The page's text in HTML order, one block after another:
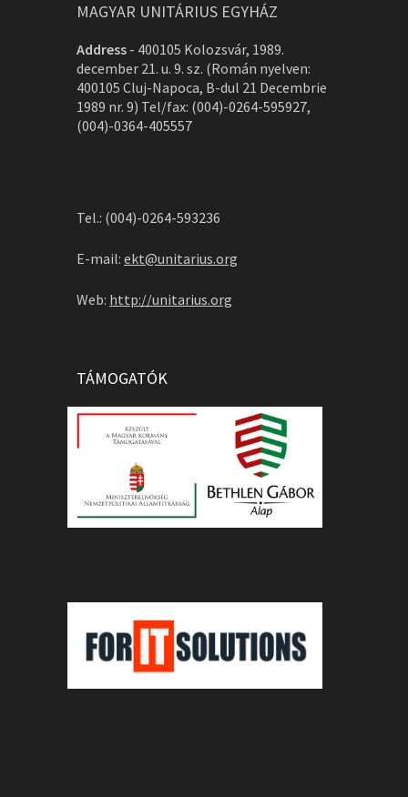
MAGYAR UNITÁRIUS EGYHÁZ
Address - 400105 Kolozsvár, 1989.
december 21. u. 9. sz. (Román nyelven:
400105 Cluj-Napoca, B-dul 21 Decembrie
1989 nr. 9) Tel/fax: (004)-0264-595927,
(004)-0364-405557
Tel.: (004)-0264-593236
E-mail: ekt@unitarius.org
Web: http://unitarius.org
TÁMOGATÓK